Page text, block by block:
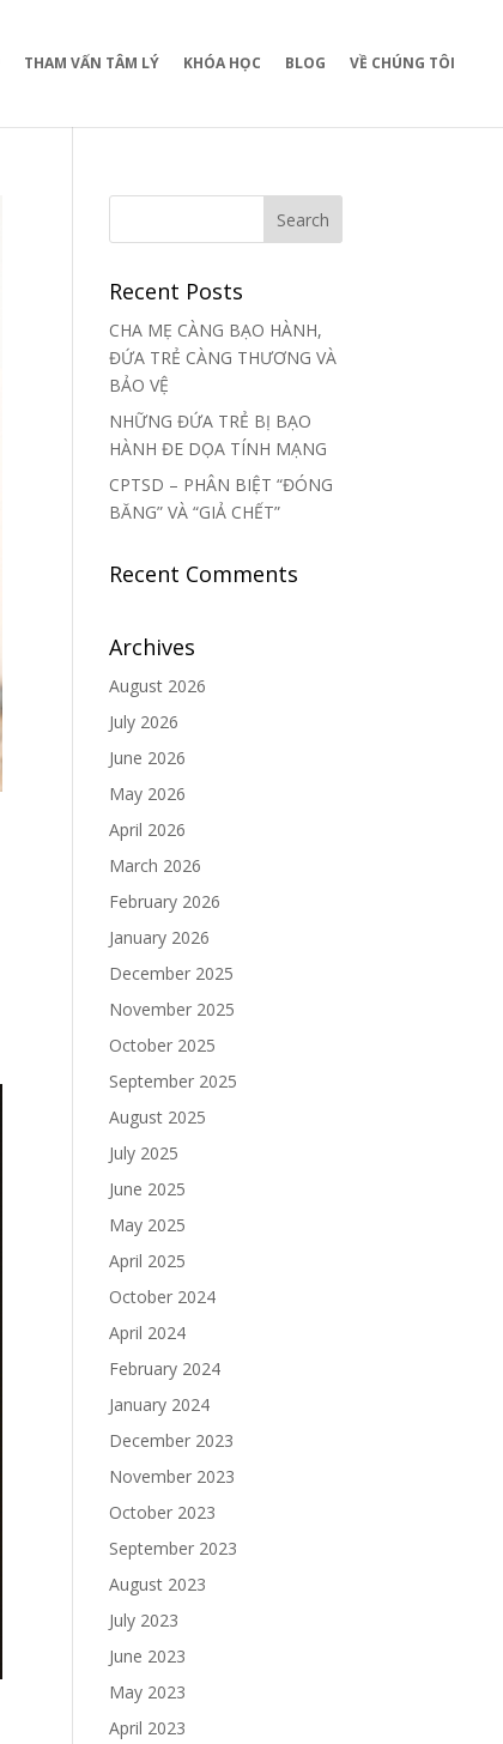
THAM VẤN TÂM LÝ KHÓA HỌC BLOG VỀ CHÚNG TÔI
Recent Posts
CHA MẸ CÀNG BẠO HÀNH,
ĐỨA TRẺ CÀNG THƯƠNG VÀ
BẢO VỆ
NHỮNG ĐỨA TRẺ BỊ BẠO
HÀNH ĐE DỌA TÍNH MẠNG
CPTSD – PHÂN BIỆT “ĐÓNG
BĂNG” VÀ “GIẢ CHẾT”
Recent Comments
Archives
August 2026
July 2026
June 2026
May 2026
April 2026
March 2026
February 2026
January 2026
December 2025
November 2025
October 2025
September 2025
August 2025
July 2025
June 2025
May 2025
April 2025
October 2024
April 2024
February 2024
January 2024
December 2023
November 2023
October 2023
September 2023
August 2023
July 2023
June 2023
May 2023
April 2023